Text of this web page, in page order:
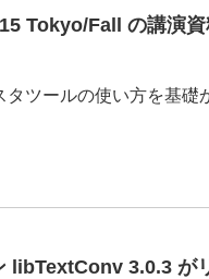
Tokyo/Fall の講演資
ツールの使い方を基礎
libTextConv 3.0.3 が